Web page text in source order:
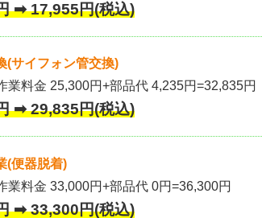
➡ 17,955円(税込)
(サイフォン管交換)
業料金 25,300円+部品代 4,235円=32,835円
➡ 29,835円(税込)
(便器脱着)
業料金 33,000円+部品代 0円=36,300円
➡ 33,300円(税込)